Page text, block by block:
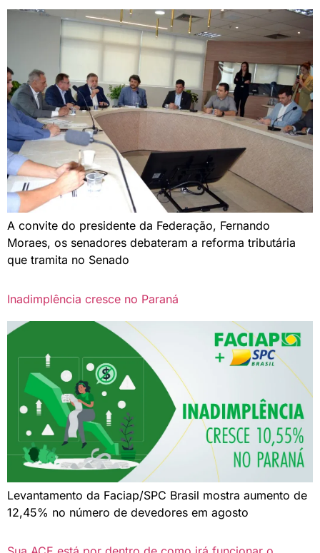
A convite do presidente da Federação, Fernando
Moraes, os senadores debateram a reforma tributária
que tramita no Senado
Inadimplência cresce no Paraná
Levantamento da Faciap/SPC Brasil mostra aumento de
12,45% no número de devedores em agosto